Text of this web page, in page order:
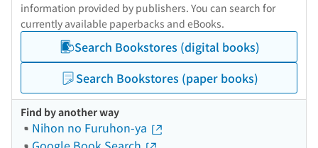
information provided by publishers. You can search for
currently available paperbacks and eBooks.
Search Bookstores (digital books)
Search Bookstores (paper books)
Find by another way
Nihon no Furuhon-ya